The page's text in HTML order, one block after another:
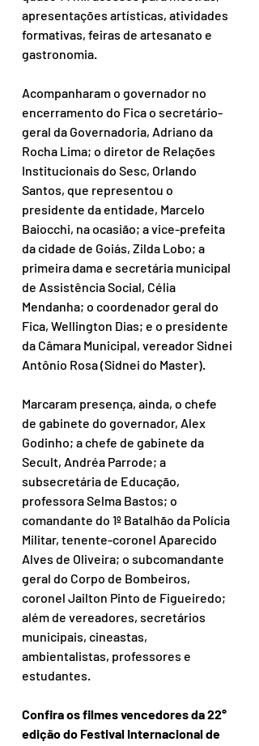
apresentações artísticas, atividades
formativas, feiras de artesanato e
gastronomia.
Acompanharam o governador no
encerramento do Fica o secretário-
geral da Governadoria, Adriano da
Rocha Lima; o diretor de Relações
Institucionais do Sesc, Orlando
Santos, que representou o
presidente da entidade, Marcelo
Baiocchi, na ocasião; a vice-prefeita
da cidade de Goiás, Zilda Lobo; a
primeira dama e secretária municipal
de Assistência Social, Célia
Mendanha; o coordenador geral do
Fica, Wellington Dias; e o presidente
da Câmara Municipal, vereador Sidnei
Antônio Rosa (Sidnei do Master).
Marcaram presença, ainda, o chefe
de gabinete do governador, Alex
Godinho; a chefe de gabinete da
Secult, Andréa Parrode; a
subsecretária de Educação,
professora Selma Bastos; o
comandante do 1º Batalhão da Polícia
Militar, tenente-coronel Aparecido
Alves de Oliveira; o subcomandante
geral do Corpo de Bombeiros,
coronel Jailton Pinto de Figueiredo;
além de vereadores, secretários
municipais, cineastas,
ambientalistas, professores e
estudantes.
Confira os filmes vencedores da 22°
edição do Festival Internacional de